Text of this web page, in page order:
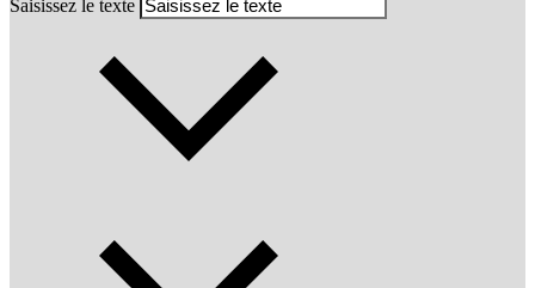
Saisissez le texte